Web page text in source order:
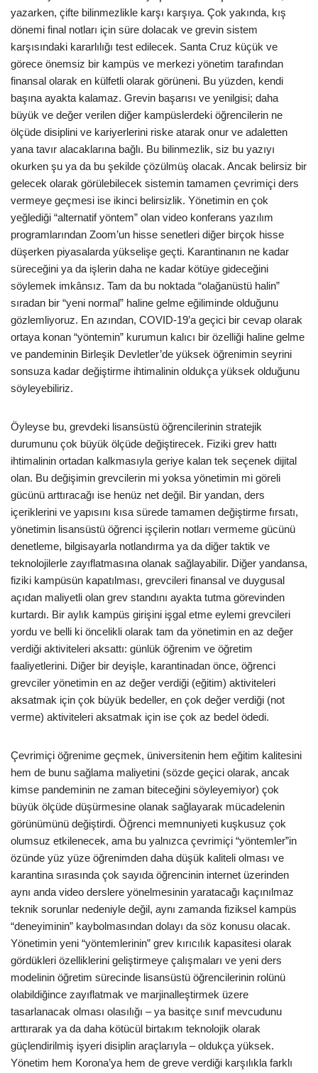
yazarken, çifte bilinmezlikle karşı karşıya. Çok yakında, kış
dönemi final notları için süre dolacak ve grevin sistem
karşısındaki kararlılığı test edilecek. Santa Cruz küçük ve
görece önemsiz bir kampüs ve merkezi yönetim tarafından
finansal olarak en külfetli olarak görüneni. Bu yüzden, kendi
başına ayakta kalamaz. Grevin başarısı ve yenilgisi; daha
büyük ve değer verilen diğer kampüslerdeki öğrencilerin ne
ölçüde disiplini ve kariyerlerini riske atarak onur ve adaletten
yana tavır alacaklarına bağlı. Bu bilinmezlik, siz bu yazıyı
okurken şu ya da bu şekilde çözülmüş olacak. Ancak belirsiz bir
gelecek olarak görülebilecek sistemin tamamen çevrimiçi ders
vermeye geçmesi ise ikinci belirsizlik. Yönetimin en çok
yeğlediği “alternatif yöntem” olan video konferans yazılım
programlarından Zoom’un hisse senetleri diğer birçok hisse
düşerken piyasalarda yükselişe geçti. Karantinanın ne kadar
süreceğini ya da işlerin daha ne kadar kötüye gideceğini
söylemek imkânsız. Tam da bu noktada “olağanüstü halin”
sıradan bir “yeni normal” haline gelme eğiliminde olduğunu
gözlemliyoruz. En azından, COVID-19’a geçici bir cevap olarak
ortaya konan “yöntemin” kurumun kalıcı bir özelliği haline gelme
ve pandeminin Birleşik Devletler’de yüksek öğrenimin seyrini
sonsuza kadar değiştirme ihtimalinin oldukça yüksek olduğunu
söyleyebiliriz.
Öyleyse bu, grevdeki lisansüstü öğrencilerinin stratejik
durumunu çok büyük ölçüde değiştirecek. Fiziki grev hattı
ihtimalinin ortadan kalkmasıyla geriye kalan tek seçenek dijital
olan. Bu değişimin grevcilerin mi yoksa yönetimin mi göreli
gücünü arttıracağı ise henüz net değil. Bir yandan, ders
içeriklerini ve yapısını kısa sürede tamamen değiştirme fırsatı,
yönetimin lisansüstü öğrenci işçilerin notları vermeme gücünü
denetleme, bilgisayarla notlandırma ya da diğer taktik ve
teknolojilerle zayıflatmasına olanak sağlayabilir. Diğer yandansa,
fiziki kampüsün kapatılması, grevcileri finansal ve duygusal
açıdan maliyetli olan grev standını ayakta tutma görevinden
kurtardı. Bir aylık kampüs girişini işgal etme eylemi grevcileri
yordu ve belli ki öncelikli olarak tam da yönetimin en az değer
verdiği aktiviteleri aksattı: günlük öğrenim ve öğretim
faaliyetlerini. Diğer bir deyişle, karantinadan önce, öğrenci
grevciler yönetimin en az değer verdiği (eğitim) aktiviteleri
aksatmak için çok büyük bedeller, en çok değer verdiği (not
verme) aktiviteleri aksatmak için ise çok az bedel ödedi.
Çevrimiçi öğrenime geçmek, üniversitenin hem eğitim kalitesini
hem de bunu sağlama maliyetini (sözde geçici olarak, ancak
kimse pandeminin ne zaman biteceğini söyleyemiyor) çok
büyük ölçüde düşürmesine olanak sağlayarak mücadelenin
görünümünü değiştirdi. Öğrenci memnuniyeti kuşkusuz çok
olumsuz etkilenecek, ama bu yalnızca çevrimiçi “yöntemler”in
özünde yüz yüze öğrenimden daha düşük kaliteli olması ve
karantina sırasında çok sayıda öğrencinin internet üzerinden
aynı anda video derslere yönelmesinin yaratacağı kaçınılmaz
teknik sorunlar nedeniyle değil, aynı zamanda fiziksel kampüs
“deneyiminin” kaybolmasından dolayı da söz konusu olacak.
Yönetimin yeni “yöntemlerinin” grev kırıcılık kapasitesi olarak
gördükleri özelliklerini geliştirmeye çalışmaları ve yeni ders
modelinin öğretim sürecinde lisansüstü öğrencilerinin rolünü
olabildiğince zayıflatmak ve marjinalleştirmek üzere
tasarlanacak olması olasılığı – ya basitçe sınıf mevcudunu
arttırarak ya da daha kötücül birtakım teknolojik olarak
güçlendirilmiş işyeri disiplin araçlarıyla – oldukça yüksek.
Yönetim hem Korona’ya hem de greve verdiği karşılıkla farklı